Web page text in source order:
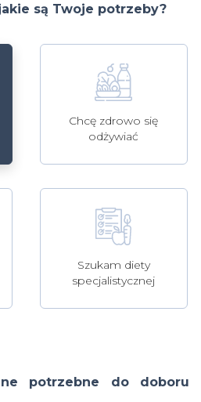
są Twoje potrzeby?
Chcę zdrowo się
odżywiać
Szukam diety
specjalistycznej
potrzebne do doboru